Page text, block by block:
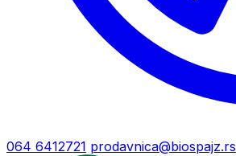
064 6412721 prodavnica@biospajz.rs